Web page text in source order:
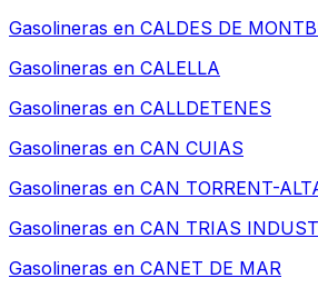
Gasolineras en CALDES DE
Gasolineras en CALELLA
Gasolineras en CALLDETENES
Gasolineras en CAN CUIAS
Gasolineras en CAN TORRENT-
Gasolineras en CAN TRIAS
Gasolineras en CANET DE MAR